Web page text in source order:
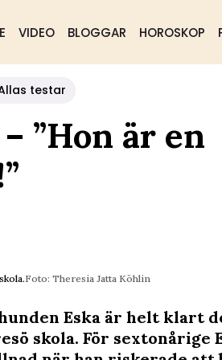
VIDEO BLOGGAR HOROSKOP
testar
”Hon är en
Foto: Theresia Jatta Köhlin
Eska är helt klart
skola. För sextonårige